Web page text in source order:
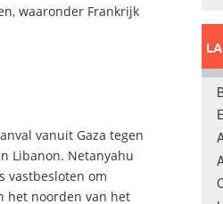
waaronder Frankrijk
vanuit Gaza tegen
Libanon. Netanyahu
vastbesloten om
het noorden van het